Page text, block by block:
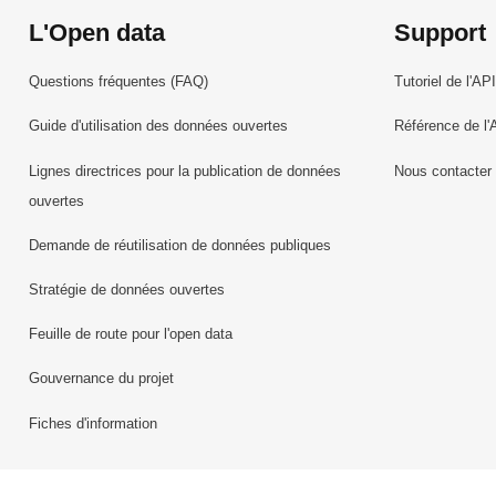
L'Open data
Questions fréquentes (FAQ)
Guide d'utilisation des données ouvertes
Lignes directrices pour la publication de données
ouvertes
Demande de réutilisation de données publiques
Stratégie de données ouvertes
Feuille de route pour l'open data
Gouvernance du projet
Fiches d'information
Support
Tutoriel de l'API
Référence de
Nous contacter